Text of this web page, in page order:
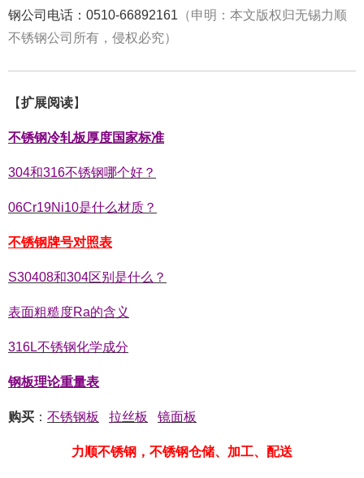
钢公司电话：0510-66892161 （申明：本文版权归无锡力顺
不锈钢公司所有，侵权必究）
【扩展阅读】
不锈钢冷轧板厚度国家标准
304和316不锈钢哪个好？
06Cr19Ni10是什么材质？
不锈钢牌号对照表
S30408和304区别是什么？
表面粗糙度Ra的含义
316L不锈钢化学成分
钢板理论重量表
购买 ： 不锈钢板 拉丝板 镜面板
力顺不锈钢，不锈钢仓储、加工、配送